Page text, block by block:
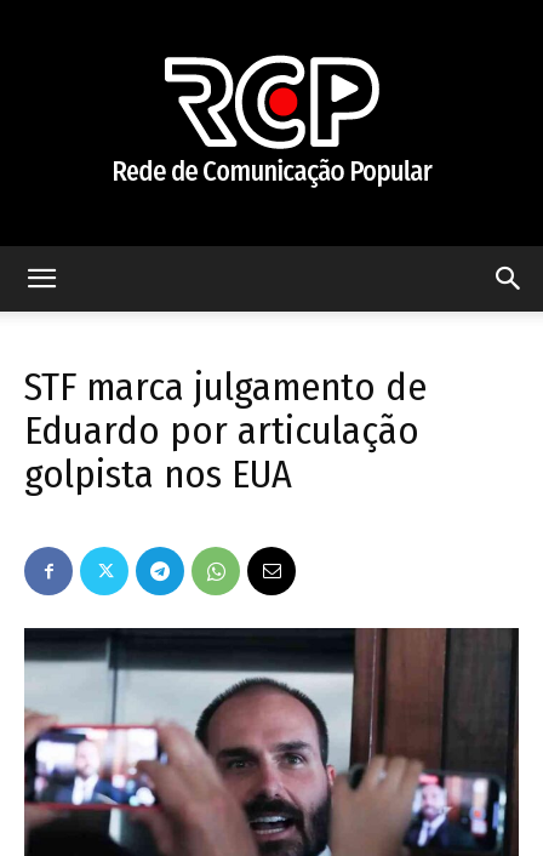
Popular
–
AL
STF marca julgamento de
Eduardo por articulação
golpista nos EUA